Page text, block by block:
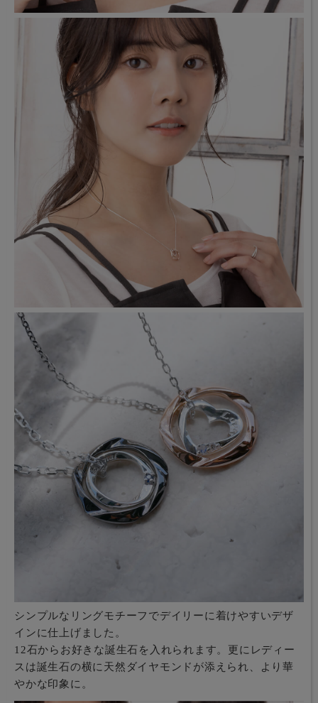
シンプルなリングモチーフでデイリーに着けやすいデザ
インに仕上げました。
12石からお好きな誕生石を入れられます。更にレディー
スは誕生石の横に天然ダイヤモンドが添えられ、より華
やかな印象に。